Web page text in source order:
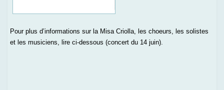
Pour plus d’informations sur la Misa Criolla, les choeurs, les solistes
et les musiciens, lire ci-dessous (concert du 14 juin).